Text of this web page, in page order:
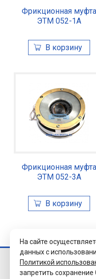
Фрикционная муфта
ЭТМ 052-1А
Фрикционная муфта
ЭТМ 052-3А
© 2026 Завод
«Уралэлектромуфта»
На сайте
данных с
Политикой
запретить сохранение